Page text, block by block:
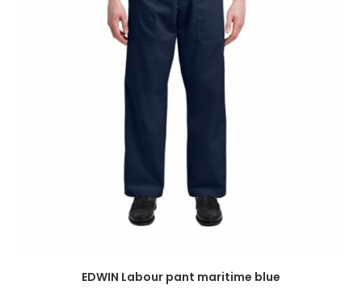
EDWIN Labour pant maritime blue